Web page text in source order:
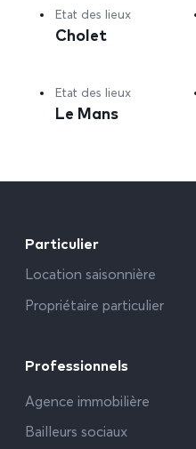
Etat des lieux
Cholet
Etat des lieux
Le Mans
Particulier
Location saisonnière
Propriétaire particulier
Professionnels
Agence immobilière
Bailleurs sociaux